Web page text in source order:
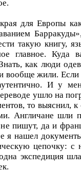
для Европы
такую книгу,
главное. Куда
как люди
жили. Если
И у
ушло на
то выяснил,
Англичане шли
пишут, да и
я нашел
цепочку:
экспедиция